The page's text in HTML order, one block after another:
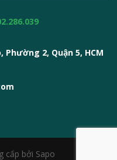
2, Quận 5, HCM
cấp bởi Sapo